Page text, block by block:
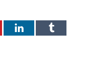
LinkedInTumblr